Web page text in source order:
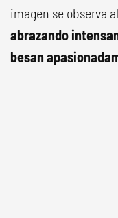
imagen se observa al
abrazando
besan